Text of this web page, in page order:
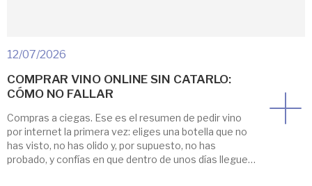
12/07/2026
COMPRAR VINO ONLINE SIN CATARLO:
CÓMO NO FALLAR
Compras a ciegas. Ese es el resumen de pedir vino
por internet la primera vez: eliges una botella que no
has visto, no has olido y, por supuesto, no has
probado, y confías en que dentro de unos días llegue a